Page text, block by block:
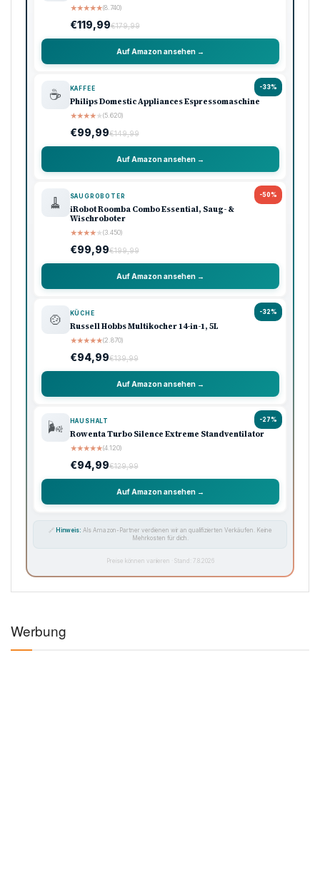
★★★★★(8.740)
€119,99€179,99
Auf Amazon ansehen →
-33%
☕ KAFFEE
Philips Domestic Appliances Espressomaschine
★★★★★(5.620)
€99,99€149,99
Auf Amazon ansehen →
-50%
🧹 SAUGROBOTER
iRobot Roomba Combo Essential, Saug- &
Wischroboter
★★★★★(3.450)
€99,99€199,99
Auf Amazon ansehen →
-32%
🍲 KÜCHE
Russell Hobbs Multikocher 14-in-1, 5L
★★★★★(2.870)
€94,99€139,99
Auf Amazon ansehen →
-27%
🌬️ HAUSHALT
Rowenta Turbo Silence Extreme Standventilator
★★★★★(4.120)
€94,99€129,99
Auf Amazon ansehen →
🔗 Hinweis: Als Amazon-Partner verdienen wir an qualifizierten Verkäufen. Keine
Mehrkosten für dich.
Preise können variieren · Stand: 7.8.2026
Werbung